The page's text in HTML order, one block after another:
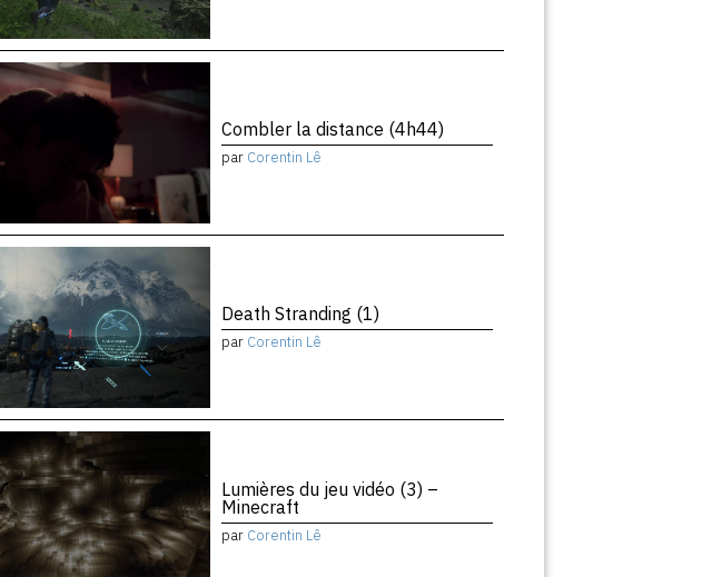
Combler la distance (4h44)
par Corentin Lê
Death Stranding (1)
par Corentin Lê
Lumières du jeu vidéo (3) –
Minecraft
par Corentin Lê